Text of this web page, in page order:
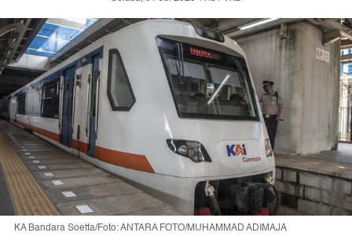
KA Bandara Soetta/Foto: ANTARA FOTO/MUHAMMAD ADIMAJA